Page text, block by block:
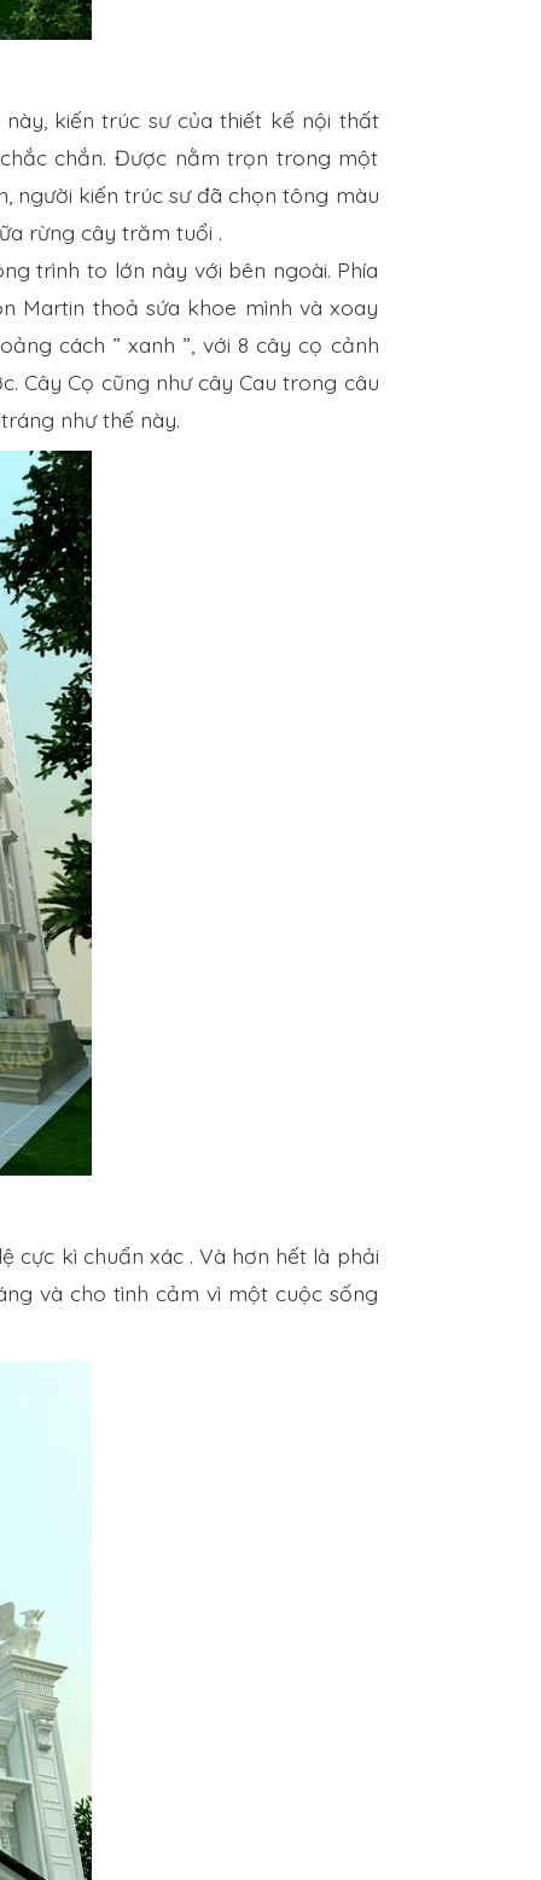
kiến trúc sư của thiết kế nội thất
chắn. Được nằm trọn trong một
người kiến trúc sư đã chọn tông màu
rừng cây trăm tuổi .
trình to lớn này với bên ngoài. Phía
Martin thoả sứa khoe mình và xoay
cách ” xanh ”, với 8 cây cọ cảnh
Cây Cọ cũng như cây Cau trong câu
như thế này.
cực kì chuẩn xác . Và hơn hết là phải
và cho tình cảm vì một cuộc sống